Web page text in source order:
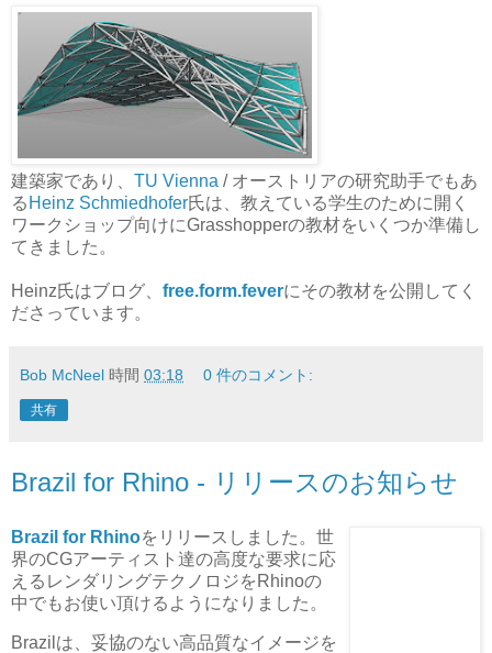
建築家であり、 TU Vienna / オーストリアの研究助手でもあ
る Heinz Schmiedhofer氏は、教えている学生のために開く
ワークショップ向けにGrasshopperの教材をいくつか準備し
てきました。
Heinz氏はブログ、 free.form.feverにその教材を公開してく
ださっています。
Bob McNeel 時間 03:18 0 件のコメント:
共有
Brazil for Rhino - リリースのお知らせ
Brazil for Rhinoをリリースしました。世
界のCGアーティスト達の高度な要求に応
えるレンダリングテクノロジをRhinoの
中でもお使い頂けるようになりました。
Brazilは、妥協のない高品質なイメージを